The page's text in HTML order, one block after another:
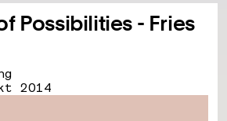
Possibilities - Fries
2014